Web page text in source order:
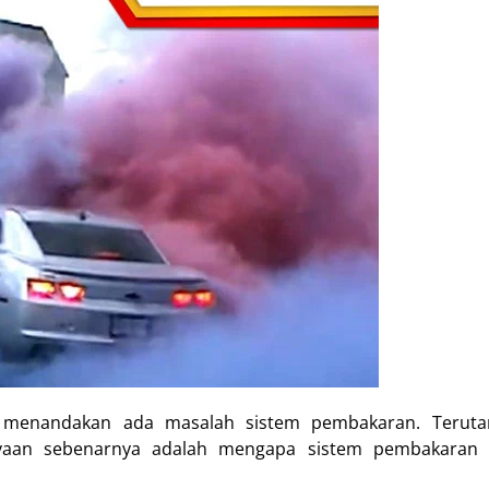
ada masalah sistem pembakaran.
sebenarnya adalah mengapa sistem